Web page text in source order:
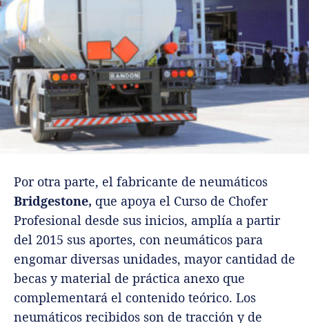
Por otra parte, el fabricante de neumáticos
Bridgestone, que apoya el Curso de Chofer
Profesional desde sus inicios, amplía a partir
del 2015 sus aportes, con neumáticos para
engomar diversas unidades, mayor cantidad de
becas y material de práctica anexo que
complementará el contenido teórico. Los
neumáticos recibidos son de tracción y de